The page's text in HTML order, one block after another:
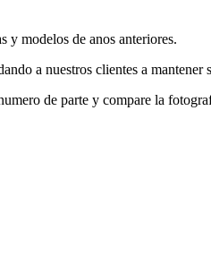
y modelos de anos anteriores.
a nuestros clientes a mantener
de parte y compare la